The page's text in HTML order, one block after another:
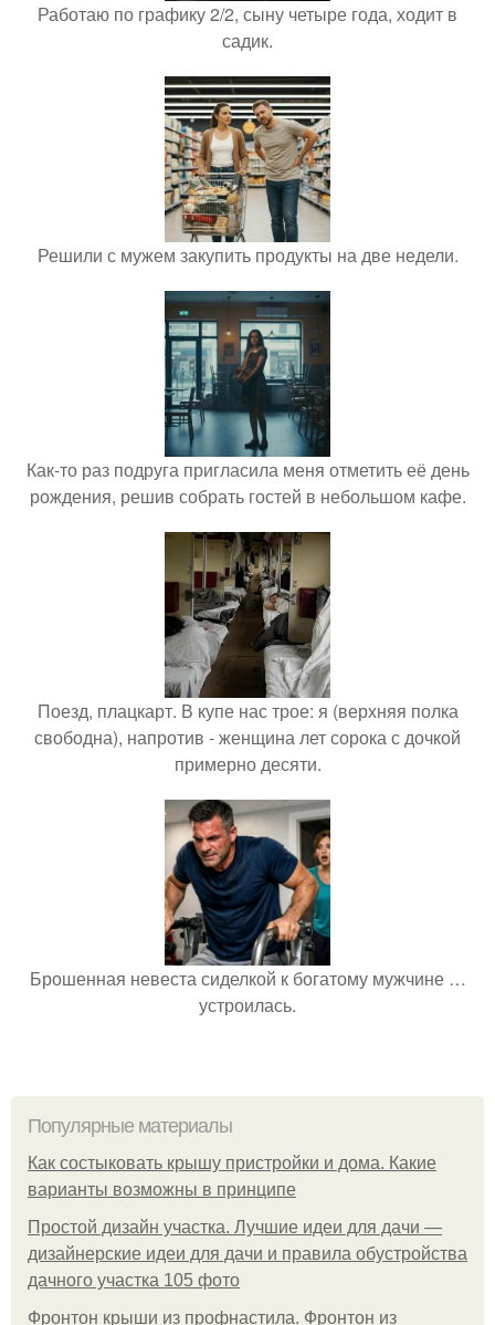
Работаю по графику 2/2, сыну четыре года, ходит в
садик.
Решили с мужем закупить продукты на две недели.
Как-то раз подруга пригласила меня отметить её день
рождения, решив собрать гостей в небольшом кафе.
Поезд, плацкарт. В купе нас трое: я (верхняя полка
свободна), напротив - женщина лет сорока с дочкой
примерно десяти.
Брошенная невеста сиделкой к богатому мужчине …
устроилась.
Популярные материалы
Как состыковать крышу пристройки и дома. Какие
варианты возможны в принципе
Простой дизайн участка. Лучшие идеи для дачи —
дизайнерские идеи для дачи и правила обустройства
дачного участка 105 фото
Фронтон крыши из профнастила. Фронтон из